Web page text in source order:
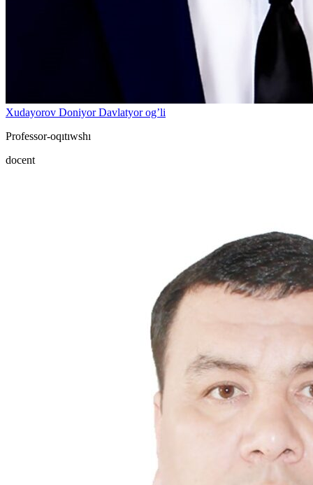
Xudayorov Doniyor Davlatyor og’li
Professor-oqıtıwshı
docent